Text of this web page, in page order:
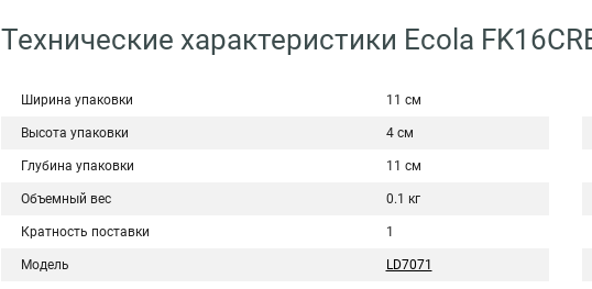
Технические характеристики Ecola
Ширина упаковки 11 см
Высота упаковки 4 см
Глубина упаковки 11 см
Объемный вес 0.1 кг
Кратность поставки 1
Модель LD7071